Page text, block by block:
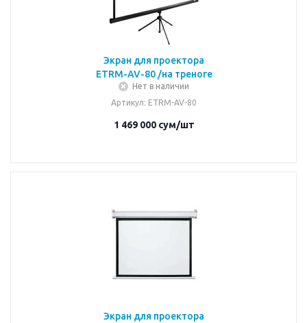
Экран для проектора
ETRM-AV-80 /на треноге
Нет в наличии
Артикул: ETRM-AV-80
1 469 000сум/шт
Экран для проектора